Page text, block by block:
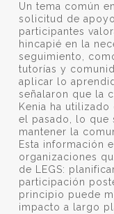
Un tema común
solicitud de
participantes
hincapié en la
seguimiento,
tutorías y
aplicar lo
señalaron que la
Kenia ha
el pasado, lo que
mantener la
Esta información
organizaciones
de LEGS:
participación
principio puede
impacto a largo